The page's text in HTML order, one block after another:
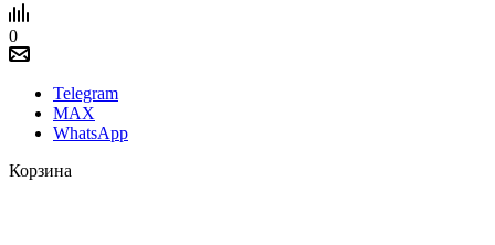
0
Telegram
MAX
WhatsApp
Корзина